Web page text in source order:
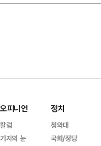
오피니언
칼럼
기자의 눈
정치
청와대
국회/정당